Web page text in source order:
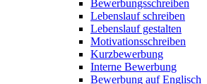
Bewerbungsschreiben
Lebenslauf schreiben
Lebenslauf gestalten
Motivationsschreiben
Kurzbewerbung
Interne Bewerbung
Bewerbung auf Englisch